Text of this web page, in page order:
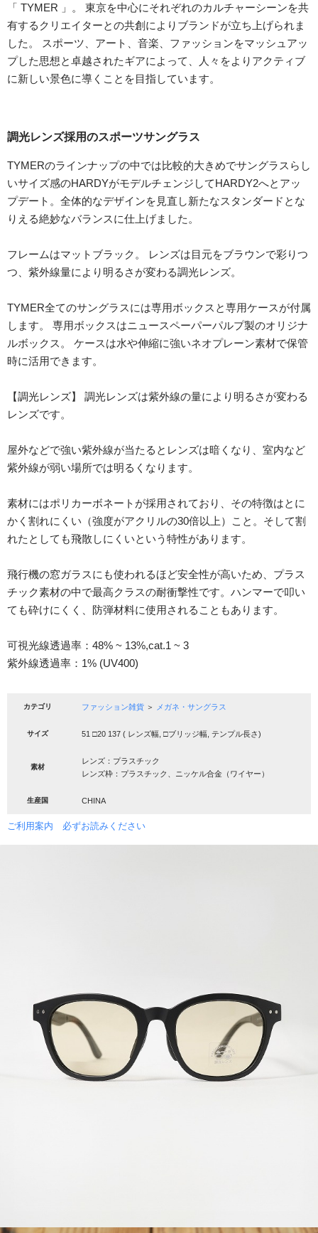
「 TYMER 」。 東京を中心にそれぞれのカルチャーシーンを共
有するクリエイターとの共創によりブランドが立ち上げられま
した。 スポーツ、アート、音楽、ファッションをマッシュアッ
プした思想と卓越されたギアによって、人々をよりアクティブ
に新しい景色に導くことを目指しています。
調光レンズ採用のスポーツサングラス
TYMERのラインナップの中では比較的大きめでサングラスらし
いサイズ感のHARDYがモデルチェンジしてHARDY2へとアッ
プデート。全体的なデザインを見直し新たなスタンダードとな
りえる絶妙なバランスに仕上げました。
フレームはマットブラック。 レンズは目元をブラウンで彩りつ
つ、紫外線量により明るさが変わる調光レンズ。
TYMER全てのサングラスには専用ボックスと専用ケースが付属
します。 専用ボックスはニュースペーパーパルプ製のオリジナ
ルボックス。 ケースは水や伸縮に強いネオプレーン素材で保管
時に活用できます。
【調光レンズ】 調光レンズは紫外線の量により明るさが変わる
レンズです。
屋外などで強い紫外線が当たるとレンズは暗くなり、室内など
紫外線が弱い場所では明るくなります。
素材にはポリカーボネートが採用されており、その特徴はとに
かく割れにくい（強度がアクリルの30倍以上）こと。そして割
れたとしても飛散しにくいという特性があります。
飛行機の窓ガラスにも使われるほど安全性が高いため、プラス
チック素材の中で最高クラスの耐衝撃性です。ハンマーで叩い
ても砕けにくく、防弾材料に使用されることもあります。
可視光線透過率：48% ~ 13%,cat.1 ~ 3
紫外線透過率：1% (UV400)
カテゴリ ファッション雑貨 ＞ メガネ・サングラス
サイズ 51 □20 137 ( レンズ幅, □ブリッジ幅, テンプル長さ)
素材
レンズ：プラスチック
レンズ枠：プラスチック、ニッケル合金（ワイヤー）
生産国 CHINA
ご利用案内 必ずお読みください